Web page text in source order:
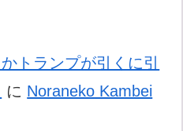
トランプが引くに引
に Noraneko Kambei